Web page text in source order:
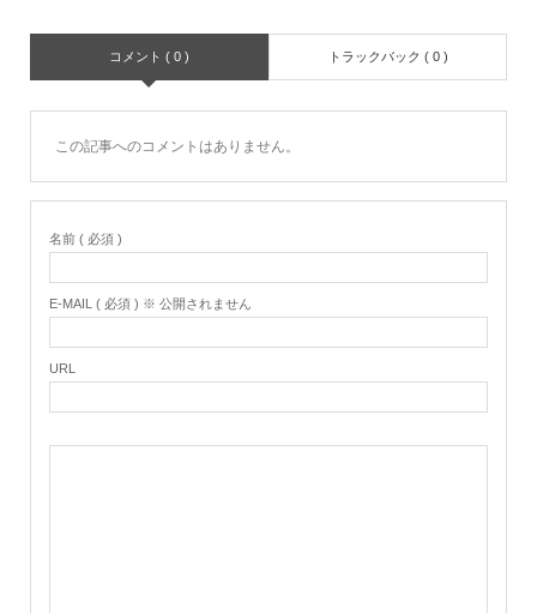
コメント ( 0 ) トラックバック ( 0 )
この記事へのコメントはありません。
名前 ( 必須 )
E-MAIL ( 必須 ) ※ 公開されません
URL